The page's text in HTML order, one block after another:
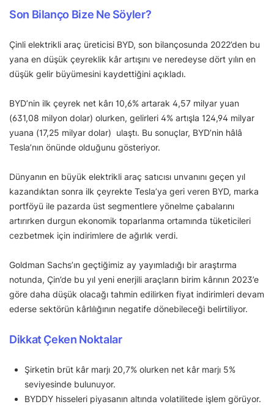
Son Bilanço Bize Ne Söyler?
Çinli elektrikli araç üreticisi BYD, son bilançosunda 2022’den bu
yana en düşük çeyreklik kâr artışını ve neredeyse dört yılın en
düşük gelir büyümesini kaydettiğini açıkladı.
BYD’nin ilk çeyrek net kârı 10,6% artarak 4,57 milyar yuan
(631,08 milyon dolar) olurken, gelirleri 4% artışla 124,94 milyar
yuana (17,25 milyar dolar) ulaştı. Bu sonuçlar, BYD’nin hâlâ
Tesla’nın önünde olduğunu gösteriyor.
Dünyanın en büyük elektrikli araç satıcısı unvanını geçen yıl
kazandıktan sonra ilk çeyrekte Tesla’ya geri veren BYD, marka
portföyü ile pazarda üst segmentlere yönelme çabalarını
artırırken durgun ekonomik toparlanma ortamında tüketicileri
cezbetmek için indirimlere de ağırlık verdi.
Goldman Sachs’ın geçtiğimiz ay yayımladığı bir araştırma
notunda, Çin’de bu yıl yeni enerjili araçların birim kârının 2023’e
göre daha düşük olacağı tahmin edilirken fiyat indirimleri devam
ederse sektörün kârlılığının negatife dönebileceği belirtiliyor.
Dikkat Çeken Noktalar
Şirketin brüt kâr marjı 20,7% olurken net kâr marjı 5%
seviyesinde bulunuyor.
BYDDY hisseleri piyasanın altında volatilitede işlem görüyor.